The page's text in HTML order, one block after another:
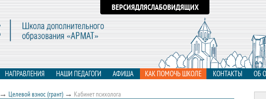
ВЕРСИЯДЛЯСЛАБОВИДЯЩИХ
НАПРАВЛЕНИЯ НАШИ ПЕДАГОГИ АФИША КАК ПОМОЧЬ ШКОЛЕ КОНТАКТЫ ОБ
→ Целевой взнос (грант)→ Кабинет психолога